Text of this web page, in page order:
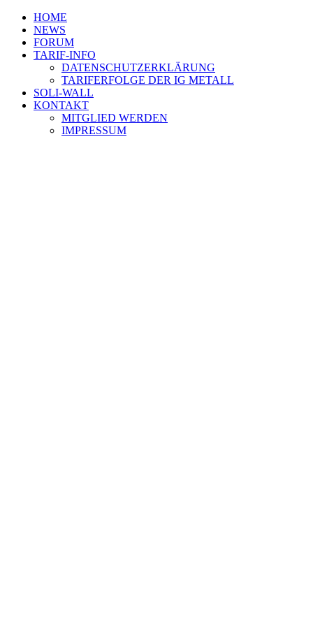
HOME
NEWS
FORUM
TARIF-INFO
DATENSCHUTZERKLÄRUNG
TARIFERFOLGE DER IG METALL
SOLI-WALL
KONTAKT
MITGLIED WERDEN
IMPRESSUM